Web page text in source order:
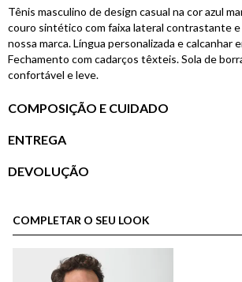
Tênis masculino de design casual na cor azul
couro sintético com faixa lateral contrastante
nossa marca. Língua personalizada e calcanhar
Fechamento com cadarços têxteis. Sola de
confortável e leve.
COMPOSIÇÃO E CUIDADO
ENTREGA
DEVOLUÇÃO
cliente
COMPLETAR O SEU LOOK